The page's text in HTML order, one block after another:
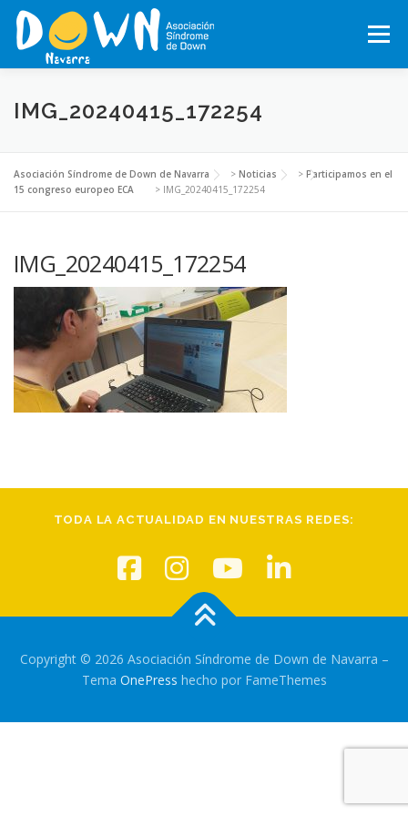
Saltar
contenido
Menú
INICIO CONÓCENOS SÍNDROME DE DOWN
QUÉ HACEMOS MOTXILA21 VOLUNTARIADO
TEJIENDO REDES, RED NAVARRA DE EMPRESAS INCLUSIVAS
COLABORA ACTIVIDADES 2026-2027
IMG_20240415_172254
Asociación Síndrome de Down de Navarra > Noticias > Participamos en el
15 congreso europeo ECA
> IMG_20240415_172254
IMG_20240415_172254
TODA LA ACTUALIDAD EN NUESTRAS REDES:
Copyright © 2026 Asociación Síndrome de Down de Navarra –
Tema OnePress hecho por FameThemes